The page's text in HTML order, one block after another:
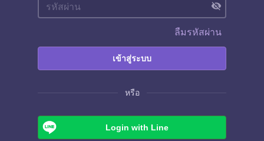
visibility_off
ลืมรหัสผ่าน
เข้าสู่ระบบ
หรือ
Login with Line